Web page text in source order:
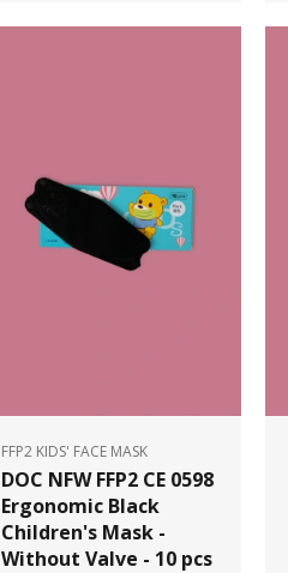
FFP2 KIDS' FACE MASK
DOC NFW FFP2 CE 0598
Ergonomic Black
Children's Mask -
Without Valve - 10 pcs